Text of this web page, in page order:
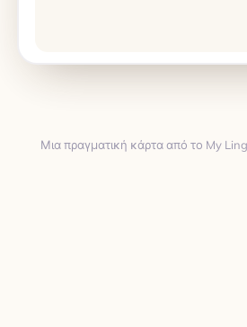
Μια πραγματική κάρτα από το My